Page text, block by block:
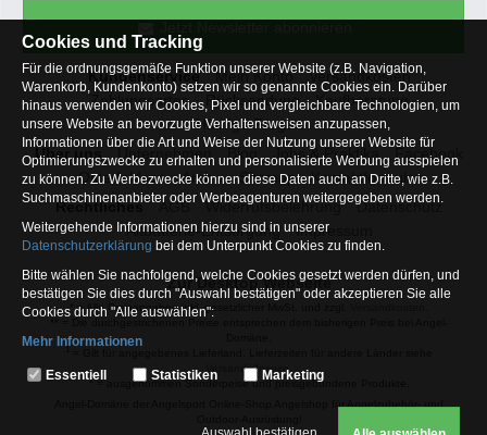
Kundenservice Mein Konto
Versandkosten
Zahlungsarten
Rücksendung
Kaufberatung
Häufige Fragen
Über uns
Unternehmen Blog Jobs & Praktika
Facebook
Osterfeldsee
Archiv Sitemap
Kontaktformular
Rechtliches
AGB Widerrufsbelehrung
Datenschutz
Altbatterie-Entsorgung
Impressum
Zur Desktop Webseite
* = Alle Preisangaben inkl. gesetzlicher MwSt. und zzgl.
Versandinfoseite.
2= ausgenommen Sonderpeise und preisgebundene Produkte.
Cookies und Tracking
Für die ordnungsgemäße Funktion unserer Website (z.B. Navigation,
Warenkorb, Kundenkonto) setzen wir so genannte Cookies ein. Darüber
hinaus verwenden wir Cookies, Pixel und vergleichbare Technologien, um
unsere Website an bevorzugte Verhaltensweisen anzupassen,
Informationen über die Art und Weise der Nutzung unserer Website für
Optimierungszwecke zu erhalten und personalisierte Werbung ausspielen
zu können. Zu Werbezwecke können diese Daten auch an Dritte, wie z.B.
Suchmaschinenanbieter oder Werbeagenturen weitergegeben werden.
Weitergehende Informationen hierzu sind in unserer
Datenschutzerklärung bei dem Unterpunkt Cookies zu finden.
Bitte wählen Sie nachfolgend, welche Cookies gesetzt werden dürfen, und
bestätigen Sie dies durch "Auswahl bestätigen" oder akzeptieren Sie alle
Cookies durch "Alle auswählen":
Mehr Informationen
Essentiell
weshalb auf diese nicht verzichtet werden kann
Essentiell Statistiken Marketing